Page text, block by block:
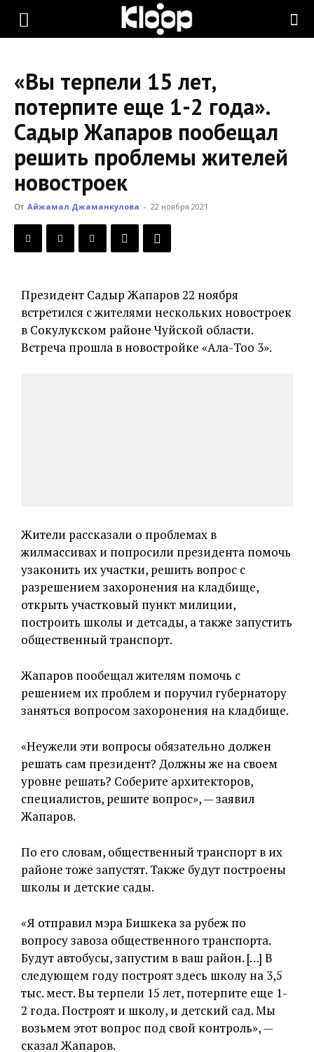
KLOOP.KG
Новости
Кыргызстана
«Вы терпели 15 лет,
потерпите еще 1-2 года».
Садыр Жапаров пообещал
решить проблемы жителей
новостроек
От Айжамал Джаманкулова - 22 ноября 2021
Президент Садыр Жапаров 22 ноября
встретился с жителями нескольких новостроек
в Сокулукском районе Чуйской области.
Встреча прошла в новостройке «Ала-Тоо 3».
Жители рассказали о проблемах в
жилмассивах и попросили президента помочь
узаконить их участки, решить вопрос с
разрешением захоронения на кладбище,
открыть участковый пункт милиции,
построить школы и детсады, а также запустить
общественный транспорт.
Жапаров пообещал жителям помочь с
решением их проблем и поручил губернатору
заняться вопросом захоронения на кладбище.
«Неужели эти вопросы обязательно должен
решать сам президент? Должны же на своем
уровне решать? Соберите архитекторов,
специалистов, решите вопрос», — заявил
Жапаров.
По его словам, общественный транспорт в их
районе тоже запустят. Также будут построены
школы и детские сады.
«Я отправил мэра Бишкека за рубеж по
вопросу завоза общественного транспорта.
Будут автобусы, запустим в ваш район. […] В
следующем году построят здесь школу на 3,5
тыс. мест. Вы терпели 15 лет, потерпите еще 1-
2 года. Построят и школу, и детский сад. Мы
возьмем этот вопрос под свой контроль», —
сказал Жапаров.